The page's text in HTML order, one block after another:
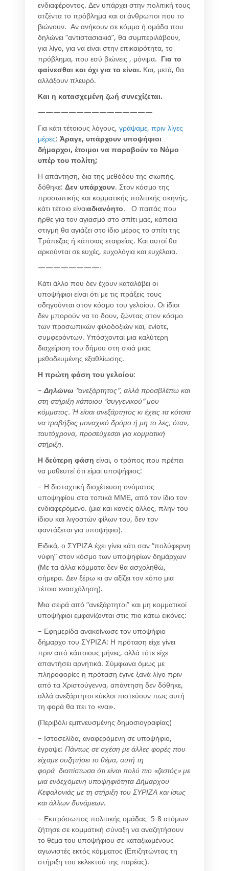
ενδιαφέροντος. Δεν υπάρχει στην πολιτική τους
ατζέντα το πρόβλημα και οι άνθρωποι που το
βιώνουν. Αν ανήκουν σε κόμμα ή ομάδα που
δηλώνει “αντιστασιακιά”, θα συμπεριλάβουν,
για λίγο, για να είναι στην επικαιρότητα, το
πρόβλημα, που εσύ βιώνεις , μόνιμα. Για το
φαίνεσθαι και όχι για το είναι. Και, μετά, θα
αλλάξουν πλευρό.
Και η κατασχεμένη ζωή συνεχίζεται.
———————————————
Για κάτι τέτοιους λόγους, γράψαμε, πριν λίγες
μέρες: Άραγε, υπάρχουν υποψήφιοι
δήμαρχοι, έτοιμοι να παραβούν το Νόμο
υπέρ του πολίτη;
Η απάντηση, δια της μεθόδου της σιωπής,
δόθηκε: Δεν υπάρχουν. Στον κόσμο της
προσωπικής και κομματικής πολιτικής σκηνής,
κάτι τέτοιο είναιαδιανόητο. Ο παπάς που
ήρθε για τον αγιασμό στο σπίτι μας, κάποια
στιγμή θα αγιάζει στο ίδιο μέρος το σπίτι της
Τράπεζας ή κάποιας εταιρείας. Και αυτοί θα
αρκούνται σε ευχές, ευχολόγια και ευχέλαια.
————————-
Κάτι άλλο που δεν έχουν καταλάβει οι
υποψήφιοι είναι ότι με τις πράξεις τους
οδηγούνται στον κόσμο του γελοίου. Οι ίδιοι
δεν μπορούν να το δουν, ζώντας στον κόσμο
των προσωπικών φιλοδοξιών και, ενίοτε,
συμφερόντων. Υπόσχονται μια καλύτερη
διαχείριση του δήμου στη σκιά μιας
μεθοδευμένης εξαθλίωσης.
Η πρώτη φάση του γελοίου:
– Δηλώνω “ανεξάρτητος”, αλλά προσβλέπω και
στη στήριξη κάποιου “συγγενικού” μου
κόμματος. Ή είσαι ανεξάρτητος κι έχεις τα κότσια
να τραβήξεις μοναχικό δρόμο ή μη το λες, όταν,
ταυτόχρονα, προσεύχεσαι για κομματική
στήριξη.
Η δεύτερη φάση είναι, ο τρόπος που πρέπει
να μαθευτεί ότι είμαι υποψήφιος:
– Η δισταχτική διοχέτευση ονόματος
υποψηφίου στα τοπικά ΜΜΕ, από τον ίδιο τον
ενδιαφερόμενο. (μια και κανείς άλλος, πλην του
ίδιου και λιγοστών φίλων του, δεν τον
φαντάζεται για υποψήφιο).
Ειδικά, ο ΣΥΡΙΖΑ έχει γίνει κάτι σαν “πολύφερνη
νύφη” στον κόσμο των υποψηφίων δημάρχων
(Με τα άλλα κόμματα δεν θα ασχοληθώ,
σήμερα. Δεν ξέρω κι αν αξίζει τον κόπο μια
τέτοια ενασχόληση).
Μια σειρά από “ανεξάρτητοι” και μη κομματικοί
υποψήφιοι εμφανίζονται στις πιο κάτω εικόνες:
– Εφημερίδα ανακοίνωσε τον υποψήφιο
δήμαρχο του ΣΥΡΙΖΑ: Η πρόταση είχε γίνει
πριν από κάποιους μήνες, αλλά τότε είχε
απαντήσει αρνητικά. Σύμφωνα όμως με
πληροφορίες η πρόταση έγινε ξανά λίγο πριν
από τα Χριστούγεννα, απάντηση δεν δόθηκε,
αλλά ανεξάρτητοι κύκλοι πιστεύουν πως αυτή
τη φορά θα πει το «ναι».
(Περιβόλι εμπνευσμένης δημοσιογραφίας)
– Ιστοσελίδα, αναφερόμενη σε υποψήφιο,
έγραψε: Πάντως σε σχέση με άλλες φορές που
είχαμε συζητήσει το θέμα, αυτή τη
φορά διαπίστωσα ότι είναι πολύ πιο «ζεστός» με
μια ενδεχόμενη υποψηφιότητα Δήμαρχου
Κεφαλονιάς με τη στήριξη του ΣΥΡΙΖΑ και ίσως
και άλλων δυνάμεων.
– Εκπρόσωπος πολιτικής ομάδας 5-8 ατόμων
ζήτησε σε κομματική σύναξη να αναζητήσουν
το θέμα του υποψήφιου σε καταξιωμένους
αγωνιστές εκτός κόμματος (Επιζητώντας τη
στήριξη του εκλεκτού της παρέας).